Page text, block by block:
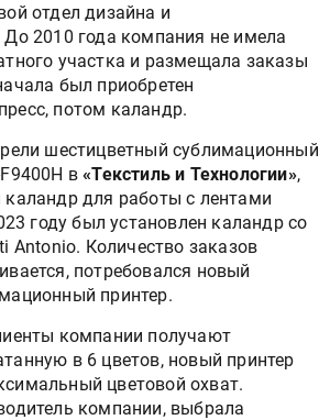
отдел дизайна и
До 2010 года компания не имела
участка и размещала заказы
был приобретен
потом каландр.
шестицветный сублимационный
F9400H в«Текстиль и Технологии»,
каландр для работы с лентами
году был установлен каландр со
Antonio. Количество заказов
потребовался новый
принтер.
компании получают
в 6 цветов, новый принтер
цветовой охват.
компании, выбрала